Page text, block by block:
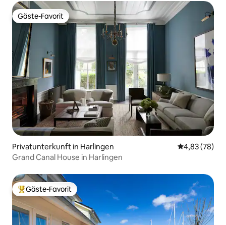
Gäste-Favorit
Gäste-Favorit
Privatunterkunft in Harlingen
4,83 (78)
Grand Canal House in Harlingen
Beliebter Gäste-Favorit.
Gäste-Favorit